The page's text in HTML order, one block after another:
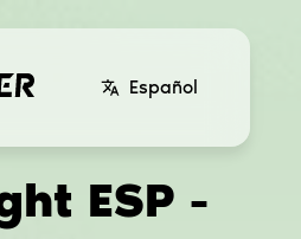
Español
ESP -